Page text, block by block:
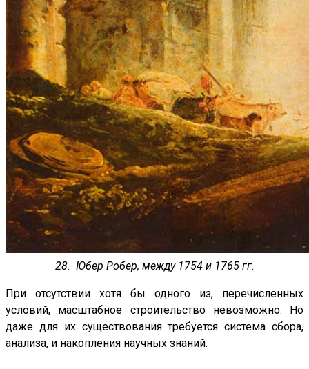
28. Юбер Робер, между 1754 и 1765 гг.
При отсутствии хотя бы одного из, перечисленных
условий, масштабное строительство невозможно. Но
даже для их существования требуется система сбора,
анализа, и накопления научных знаний.